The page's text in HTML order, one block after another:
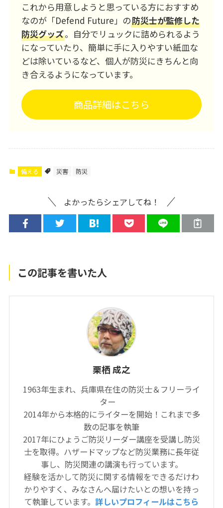
これから用意しようと思っている方におすすめ
なのが「Defend Future」の防災士が監修した
防災グッズ。自分でリュックに詰められるよう
になっていたり、簡単に手に入りやすい紙皿な
どは除いているなど、個人が防災にきちんと向
き合えるようになっています。
商品詳細はこちら
備える 災害 防災
よかったらシェアしてね！
この記事を書いた人
栗栖 成之
1963年生まれ、兵庫県在住の防災士＆フリーライ
ター
2014年から本格的にライターを開始！これまで多
数の記事を執筆
2017年にひょうご防災リーダー講座を受講し防災
士を取得。ハザードマップなど防災業務に長年従
事し、防災関連の講演も行っています。
経験を活かして防災に関する情報をできるだけわ
かりやすく、みなさんへ届けたいとの想いを持っ
て執筆しています。 詳しいプロフィールはこちら